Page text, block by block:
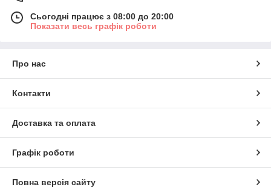
Сьогодні працює з 08:00 до 20:00
Показати весь графік роботи
Про нас
Контакти
Доставка та оплата
Графік роботи
Повна версія сайту